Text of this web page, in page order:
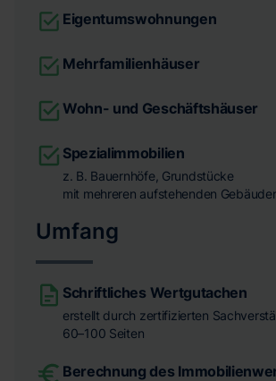
Eigentumswohnungen
Mehrfamilienhäuser
Wohn- und Geschäftshäuser
Spezialimmobilien
z. B. Bauernhöfe, Grundstücke
mit mehreren aufstehenden
Umfang
Schriftliches Wertgutachen
erstellt durch zertifizierten
60–100 Seiten
Berechnung des